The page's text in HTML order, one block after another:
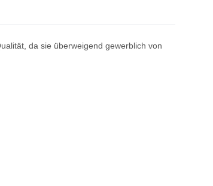
da sie überweigend gewerblich von